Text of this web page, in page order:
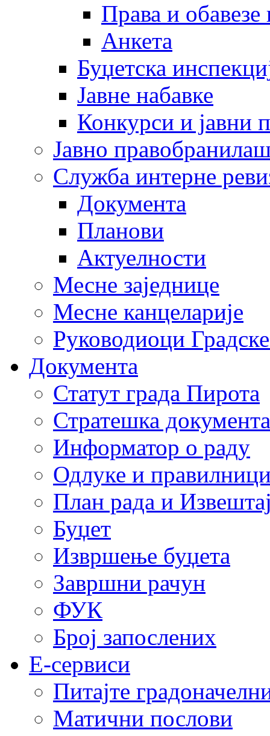
Права и
Анкета
Буџетска
Јавне набавке
Конкурси и јавни
Јавно
Служба интерне
Документа
Планови
Актуелности
Месне заједнице
Месне канцеларије
Руководиоци
Документа
Статут града Пирота
Стратешка документа
Информатор о раду
Одлуке и
План рада и
Буџет
Извршење буџета
Завршни рачун
ФУК
Број запослених
E-сервиси
Питајте
Матични послови